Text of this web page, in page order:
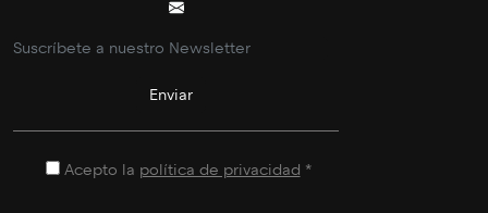
Acepto la política de privacidad *